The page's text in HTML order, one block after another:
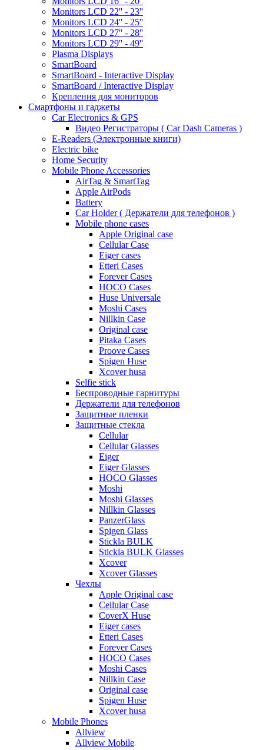
Monitors LCD 22'' - 23''
Monitors LCD 24'' - 25''
Monitors LCD 27'' - 28''
Monitors LCD 29'' - 49''
Plasma Displays
SmartBoard
SmartBoard - Interactive Display
SmartBoard / Interactive Display
Крепления для мониторов
Смартфоны и гаджеты
Car Electronics & GPS
Видео Регистраторы ( Car Dash Cameras )
E-Readers (Электронные книги)
Electric bike
Home Security
Mobile Phone Accessories
AirTag & SmartTag
Apple AirPods
Battery
Car Holder ( Держатели для телефонов )
Mobile phone cases
Apple Original case
Cellular Case
Eiger cases
Etteri Cases
Forever Cases
HOCO Cases
Huse Universale
Moshi Cases
Nillkin Case
Original case
Pitaka Cases
Proove Cases
Spigen Huse
Xcover husa
Selfie stick
Беспроводные гарнитуры
Держатели для телефонов
Защитные пленки
Защитные стекла
Cellular
Cellular Glasses
Eiger
Eiger Glasses
HOCO Glasses
Moshi
Moshi Glasses
Nillkin Glasses
PanzerGlass
Spigen Glass
Stickla BULK
Stickla BULK Glasses
Xcover
Xcover Glasses
Чехлы
Apple Original case
Cellular Case
CoverX Huse
Eiger cases
Etteri Cases
Forever Cases
HOCO Cases
Moshi Cases
Nillkin Case
Original case
Spigen Huse
Xcover husa
Mobile Phones
Allview
Allview Mobile